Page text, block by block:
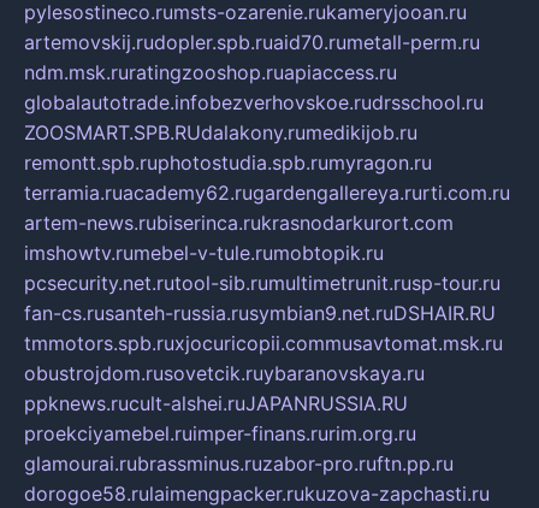
pylesostineco.rumsts-ozarenie.rukameryjooan.ru
artemovskij.rudopler.spb.ruaid70.rumetall-perm.ru
ndm.msk.ruratingzooshop.ruapiaccess.ru
globalautotrade.infobezverhovskoe.rudrsschool.ru
ZOOSMART.SPB.RUdalakony.rumedikijob.ru
remontt.spb.ruphotostudia.spb.rumyragon.ru
terramia.ruacademy62.rugardengallereya.rurti.com.ru
artem-news.rubiserinca.rukrasnodarkurort.com
imshowtv.rumebel-v-tule.rumobtopik.ru
pcsecurity.net.rutool-sib.rumultimetrunit.rusp-tour.ru
fan-cs.rusanteh-russia.rusymbian9.net.ruDSHAIR.RU
tmmotors.spb.ruxjocuricopii.commusavtomat.msk.ru
obustrojdom.rusovetcik.ruybaranovskaya.ru
ppknews.rucult-alshei.ruJAPANRUSSIA.RU
proekciyamebel.ruimper-finans.rurim.org.ru
glamourai.rubrassminus.ruzabor-pro.ruftn.pp.ru
dorogoe58.rulaimengpacker.rukuzova-zapchasti.ru